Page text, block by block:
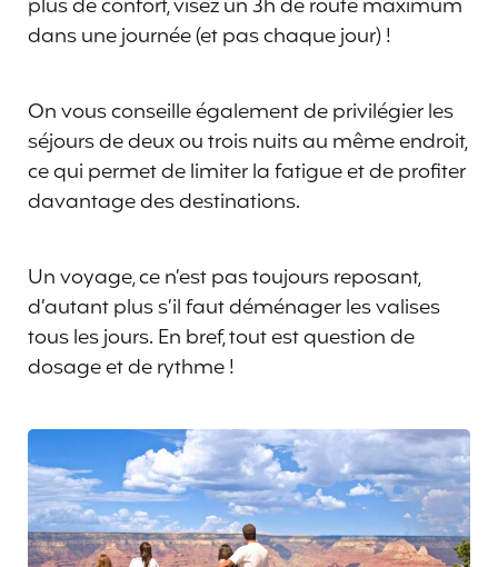
plus de confort, visez un 3h de route maximum
dans une journée (et pas chaque jour) !
On vous conseille également de privilégier les
séjours de deux ou trois nuits au même endroit,
ce qui permet de limiter la fatigue et de profiter
davantage des destinations.
Un voyage, ce n’est pas toujours reposant,
d’autant plus s’il faut déménager les valises
tous les jours. En bref, tout est question de
dosage et de rythme !